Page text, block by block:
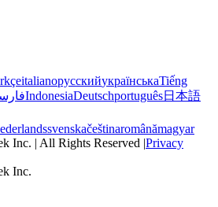
italianoрусскийукраїнськаTiếng
IndonesiaDeutschportuguês日本語
svenskačeštinaromânămagyar
Inc. | All Rights Reserved |Privacy
Inc.